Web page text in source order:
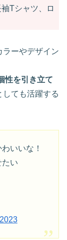
Tシャツ、ロ
ラーやデザイン
性を引き立て
ても活躍する
いいな！
い